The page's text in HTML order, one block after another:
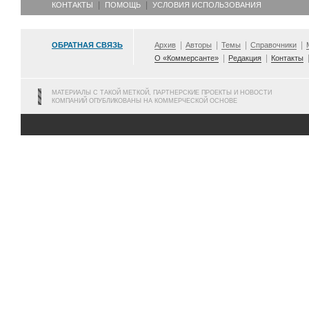
КОНТАКТЫ ПОМОЩЬ УСЛОВИЯ ИСПОЛЬЗОВАНИЯ
ОБРАТНАЯ СВЯЗЬ Архив Авторы Темы Справочники
О «Коммерсанте»
Редакция Контакты
МАТЕРИАЛЫ С ТАКОЙ МЕТКОЙ, ПАРТНЕРСКИЕ ПРОЕКТЫ И НОВОСТИ
КОМПАНИЙ ОПУБЛИКОВАНЫ НА КОММЕРЧЕСКОЙ ОСНОВЕ